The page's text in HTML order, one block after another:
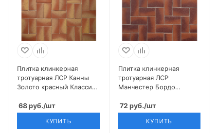
Плитка клинкерная
тротуарная ЛСР Канны
Золото красный Классик
68руб./шт
КУПИТЬ
Плитка клинкерная
тротуарная ЛСР
Манчестер Бордо
200*100*50
72 руб./шт
КУПИТЬ